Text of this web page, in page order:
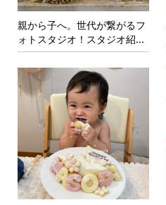
親から子へ。世代が繋がるフ
ォトスタジオ！スタジオ紹...